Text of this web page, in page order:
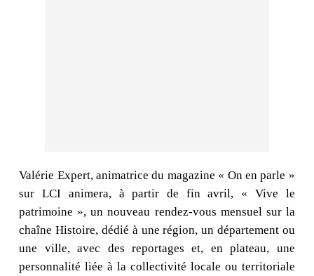
Valérie Expert, animatrice du magazine « On en parle »
sur LCI animera, à partir de fin avril, « Vive le
patrimoine », un nouveau rendez-vous mensuel sur la
chaîne Histoire, dédié à une région, un département ou
une ville, avec des reportages et, en plateau, une
personnalité liée à la collectivité locale ou territoriale